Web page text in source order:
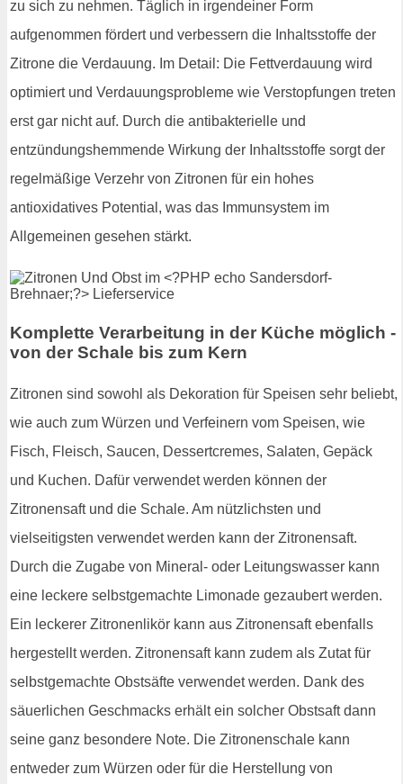
zu sich zu nehmen. Täglich in irgendeiner Form
aufgenommen fördert und verbessern die Inhaltsstoffe der
Zitrone die Verdauung. Im Detail: Die Fettverdauung wird
optimiert und Verdauungsprobleme wie Verstopfungen treten
erst gar nicht auf. Durch die antibakterielle und
entzündungshemmende Wirkung der Inhaltsstoffe sorgt der
regelmäßige Verzehr von Zitronen für ein hohes
antioxidatives Potential, was das Immunsystem im
Allgemeinen gesehen stärkt.
Komplette Verarbeitung in der Küche möglich -
von der Schale bis zum Kern
Zitronen sind sowohl als Dekoration für Speisen sehr beliebt,
wie auch zum Würzen und Verfeinern vom Speisen, wie
Fisch, Fleisch, Saucen, Dessertcremes, Salaten, Gepäck
und Kuchen. Dafür verwendet werden können der
Zitronensaft und die Schale. Am nützlichsten und
vielseitigsten verwendet werden kann der Zitronensaft.
Durch die Zugabe von Mineral- oder Leitungswasser kann
eine leckere selbstgemachte Limonade gezaubert werden.
Ein leckerer Zitronenlikör kann aus Zitronensaft ebenfalls
hergestellt werden. Zitronensaft kann zudem als Zutat für
selbstgemachte Obstsäfte verwendet werden. Dank des
säuerlichen Geschmacks erhält ein solcher Obstsaft dann
seine ganz besondere Note. Die Zitronenschale kann
entweder zum Würzen oder für die Herstellung von